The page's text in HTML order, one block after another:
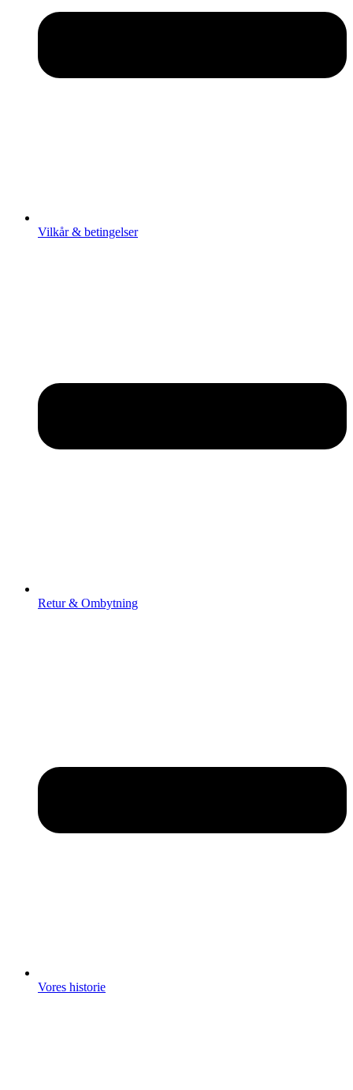
Vilkår & betingelser
Retur & Ombytning
Vores historie